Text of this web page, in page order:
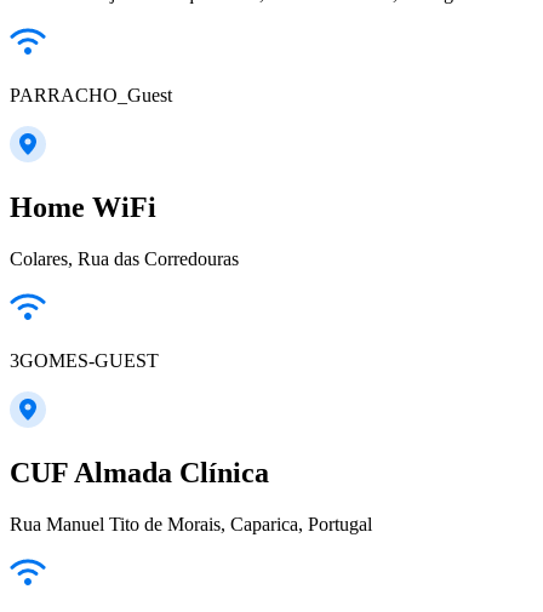
PARRACHO_Guest
Home WiFi
Colares, Rua das Corredouras
3GOMES-GUEST
CUF Almada Clínica
Rua Manuel Tito de Morais, Caparica, Portugal